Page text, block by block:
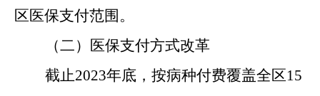
区医保支付范围。
（二）医保支付方式改革
截止2023年底，按病种付费覆盖全区15